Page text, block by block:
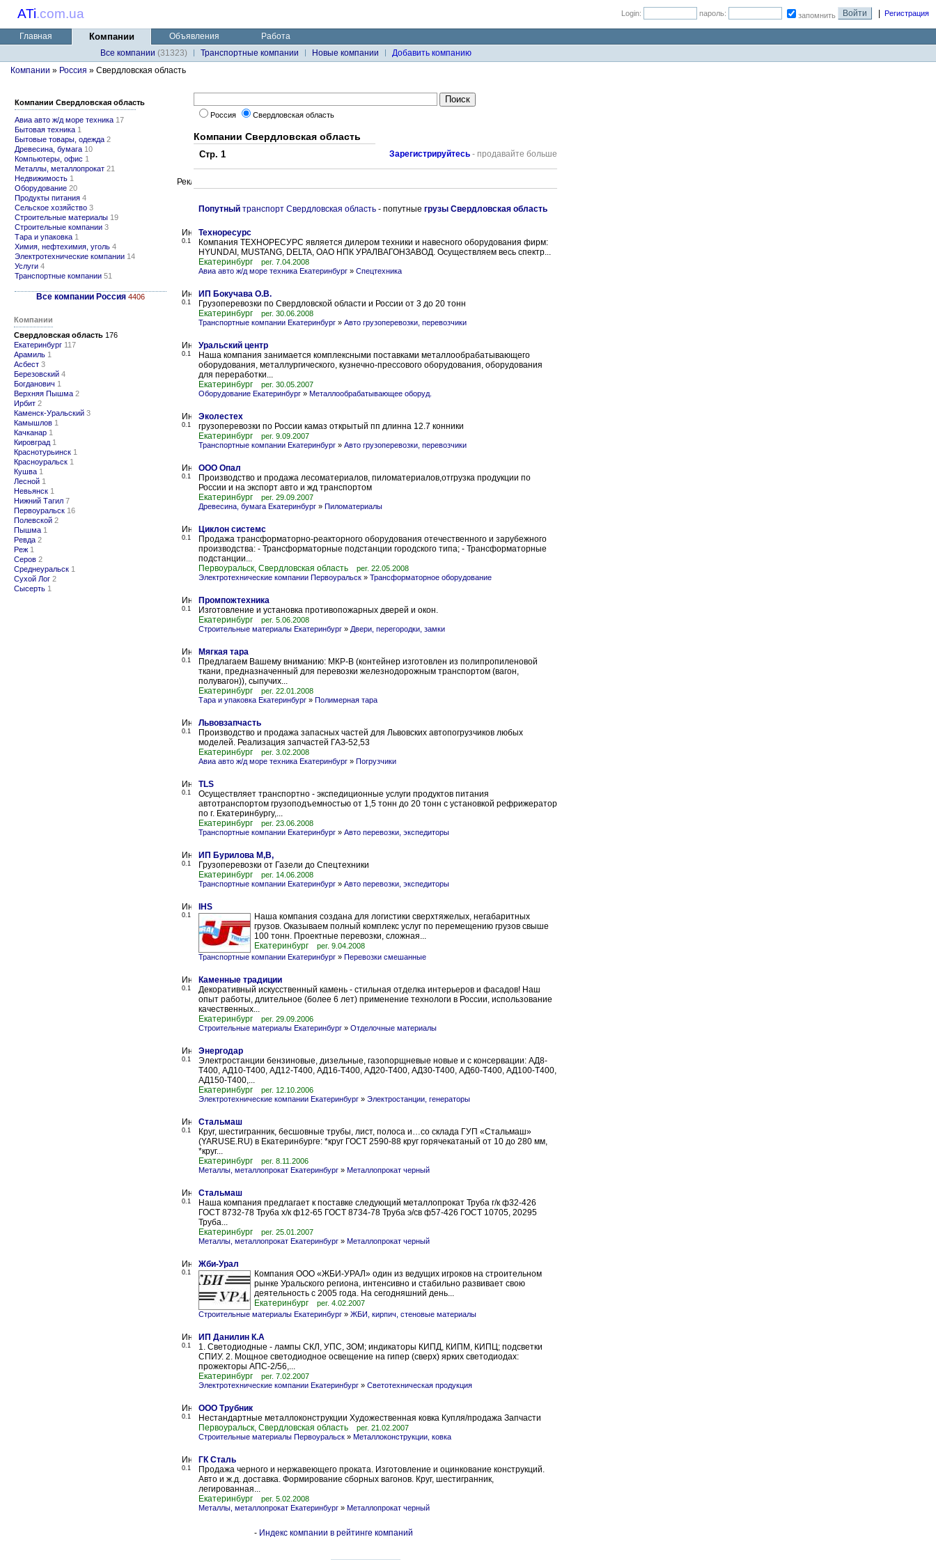
ATi.com.ua Login: пароль: запомнить Регистрация
Главная Компании Объявления
Работа
Все компании (31323) Транспортные компании Новые компании
Добавить компанию
Компании » Россия » Свердловская область
Компании Свердловская область
Авиа авто ж/д море техника 17
Бытовая техника 1
Бытовые товары, одежда 2
Древесина, бумага 10
Компьютеры, офис 1
Металлы, металлопрокат 21
Недвижимость 1
Оборудование 20
Продукты питания 4
Сельское хозяйство 3
Строительные материалы 19
Строительные компании 3
Тара и упаковка 1
Химия, нефтехимия, уголь 4
Электротехнические компании 14
Услуги 4
Транспортные компании 51
Все компании Россия 4406
Компании
Свердловская область 176
Екатеринбург 117
Арамиль 1
Асбест 3
Березовский 4
Богданович 1
Верхняя Пышма 2
Ирбит 2
Каменск-Уральский 3
Камышлов 1
Качканар 1
Кировград 1
Краснотурьинск 1
Красноуральск 1
Кушва 1
Лесной 1
Невьянск 1
Нижний Тагил 7
Первоуральск 16
Полевской 2
Пышма 1
Ревда 2
Реж 1
Серов 2
Среднеуральск 1
Сухой Лог 2
Сысерть 1
Россия Свердловская область
Компании Свердловская область
Стр. 1 Зарегистрируйтесь - продавайте больше
Попутный транспорт Свердловская область - попутные грузы Свердловская область
0.1
Техноресурс
Компания ТЕХНОРЕСУРС является дилером техники и навесного оборудования фирм:
HYUNDAI, MUSTANG, DELTA, ОАО НПК УРАЛВАГОНЗАВОД. Осуществляем весь спектр...
Екатеринбург
рег. 7.04.2008
Авиа авто ж/д море техника Екатеринбург » Спецтехника
0.1
ИП Бокучава О.В.
Грузоперевозки по Свердловской области и России от 3 до 20 тонн
Екатеринбург
рег. 30.06.2008
Транспортные компании Екатеринбург » Авто грузоперевозки, перевозчики
0.1
Уральский центр
Наша компания занимается комплексными поставками металлообрабатывающего
оборудования, металлургического, кузнечно-прессового оборудования, оборудования
для переработки...
Екатеринбург
рег. 30.05.2007
Оборудование Екатеринбург » Металлообрабатывающее оборуд.
0.1
Эколестех
грузоперевозки по России камаз открытый пп длинна 12.7 конники
Екатеринбург
рег. 9.09.2007
Транспортные компании Екатеринбург » Авто грузоперевозки, перевозчики
0.1
ООО Опал
Производство и продажа лесоматериалов, пиломатериалов,отгрузка продукции по
России и на экспорт авто и жд транспортом
Екатеринбург
рег. 29.09.2007
Древесина, бумага Екатеринбург » Пиломатериалы
0.1
Циклон системс
Продажа трансформаторно-реакторного оборудования отечественного и зарубежного
производства: - Трансформаторные подстанции городского типа; - Трансформаторные
подстанции...
Первоуральск, Свердловская область
рег. 22.05.2008
Электротехнические компании Первоуральск » Трансформаторное оборудование
0.1
Промпожтехника
Изготовление и установка противопожарных дверей и окон.
Екатеринбург
рег. 5.06.2008
Строительные материалы Екатеринбург » Двери, перегородки, замки
0.1
Мягкая тара
Предлагаем Вашему вниманию: МКР-В (контейнер изготовлен из полипропиленовой
ткани, предназначенный для перевозки железнодорожным транспортом (вагон,
полувагон)), сыпучих...
Екатеринбург
рег. 22.01.2008
Тара и упаковка Екатеринбург » Полимерная тара
0.1
Львовзапчасть
Производство и продажа запасных частей для Львовских автопогрузчиков любых
моделей. Реализация запчастей ГАЗ-52,53
Екатеринбург
рег. 3.02.2008
Авиа авто ж/д море техника Екатеринбург » Погрузчики
0.1
TLS
Осуществляет транспортно - экспедиционные услуги продуктов питания
автотранспортом грузоподъемностью от 1,5 тонн до 20 тонн с установкой рефрижератор
по г. Екатеринбургу,...
Екатеринбург
рег. 23.06.2008
Транспортные компании Екатеринбург » Авто перевозки, экспедиторы
0.1
ИП Бурилова М,В,
Грузоперевозки от Газели до Спецтехники
Екатеринбург
рег. 14.06.2008
Транспортные компании Екатеринбург » Авто перевозки, экспедиторы
0.1
IHS
Наша компания создана для логистики сверхтяжелых, негабаритных
грузов. Оказываем полный комплекс услуг по перемещению грузов свыше
100 тонн. Проектные перевозки, сложная...
Екатеринбург
рег. 9.04.2008
Транспортные компании Екатеринбург » Перевозки смешанные
0.1
Каменные традиции
Декоративный искусственный камень - стильная отделка интерьеров и фасадов! Наш
опыт работы, длительное (более 6 лет) применение технологи в России, использование
качественных...
Екатеринбург
рег. 29.09.2006
Строительные материалы Екатеринбург » Отделочные материалы
0.1
Энергодар
Электростанции бензиновые, дизельные, газопорщневые новые и с консервации: АД8-
Т400, АД10-Т400, АД12-Т400, АД16-Т400, АД20-Т400, АД30-Т400, АД60-Т400, АД100-Т400,
АД150-Т400,...
Екатеринбург
рег. 12.10.2006
Электротехнические компании Екатеринбург » Электростанции, генераторы
0.1
Стальмаш
Круг, шестигранник, бесшовные трубы, лист, полоса и…со склада ГУП «Стальмаш»
(YARUSE.RU) в Екатеринбурге: *круг ГОСТ 2590-88 круг горячекатаный от 10 до 280 мм,
*круг...
Екатеринбург
рег. 8.11.2006
Металлы, металлопрокат Екатеринбург » Металлопрокат черный
0.1
Стальмаш
Наша компания предлагает к поставке следующий металлопрокат Труба г/к ф32-426
ГОСТ 8732-78 Труба х/к ф12-65 ГОСТ 8734-78 Труба э/св ф57-426 ГОСТ 10705, 20295
Труба...
Екатеринбург
рег. 25.01.2007
Металлы, металлопрокат Екатеринбург » Металлопрокат черный
0.1
Жби-Урал
Компания ООО «ЖБИ-УРАЛ» один из ведущих игроков на строительном
рынке Уральского региона, интенсивно и стабильно развивает свою
деятельность с 2005 года. На сегодняшний день...
Екатеринбург
рег. 4.02.2007
Строительные материалы Екатеринбург » ЖБИ, кирпич, стеновые материалы
0.1
ИП Данилин К.А
1. Светодиодные - лампы СКЛ, УПС, ЗОМ; индикаторы КИПД, КИПМ, КИПЦ; подсветки
СПИУ. 2. Мощное светодиодное освещение на гипер (сверх) ярких светодиодах:
прожекторы АПС-2/56,...
Екатеринбург
рег. 7.02.2007
Электротехнические компании Екатеринбург » Светотехническая продукция
0.1
ООО Трубник
Нестандартные металлоконструкции Художественная ковка Купля/продажа Запчасти
Первоуральск, Свердловская область
рег. 21.02.2007
Строительные материалы Первоуральск » Металлоконструкции, ковка
0.1
ГК Сталь
Продажа черного и нержавеющего проката. Изготовление и оцинкование конструкций.
Авто и ж.д. доставка. Формирование сборных вагонов. Круг, шестигранник,
легированная...
Екатеринбург
рег. 5.02.2008
Металлы, металлопрокат Екатеринбург » Металлопрокат черный
- Индекс компании в рейтинге компаний